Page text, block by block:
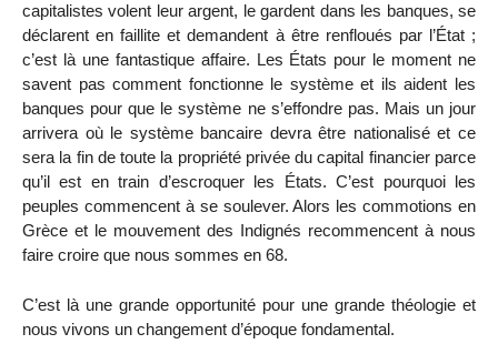
capitalistes volent leur argent, le gardent dans les banques, se
déclarent en faillite et demandent à être renfloués par l’État ;
c’est là une fantastique affaire. Les États pour le moment ne
savent pas comment fonctionne le système et ils aident les
banques pour que le système ne s’effondre pas. Mais un jour
arrivera où le système bancaire devra être nationalisé et ce
sera la fin de toute la propriété privée du capital financier parce
qu’il est en train d’escroquer les États. C’est pourquoi les
peuples commencent à se soulever. Alors les commotions en
Grèce et le mouvement des Indignés recommencent à nous
faire croire que nous sommes en 68.
C’est là une grande opportunité pour une grande théologie et
nous vivons un changement d’époque fondamental.